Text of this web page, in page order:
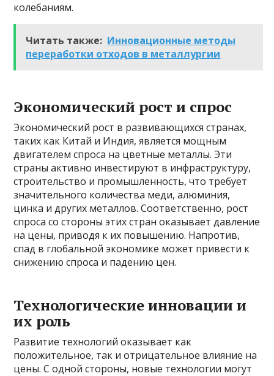
колебаниям.
Читать также: Инновационные методы
переработки отходов в металлургии
Экономический рост и спрос
Экономический рост в развивающихся странах,
таких как Китай и Индия, является мощным
двигателем спроса на цветные металлы. Эти
страны активно инвестируют в инфраструктуру,
строительство и промышленность, что требует
значительного количества меди, алюминия,
цинка и других металлов. Соответственно, рост
спроса со стороны этих стран оказывает давление
на цены, приводя к их повышению. Напротив,
спад в глобальной экономике может привести к
снижению спроса и падению цен.
Технологические инновации и
их роль
Развитие технологий оказывает как
положительное, так и отрицательное влияние на
цены. С одной стороны, новые технологии могут